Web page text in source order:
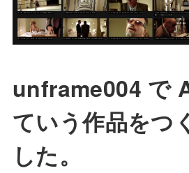
unframe004 で
ていう作品をつ
した。